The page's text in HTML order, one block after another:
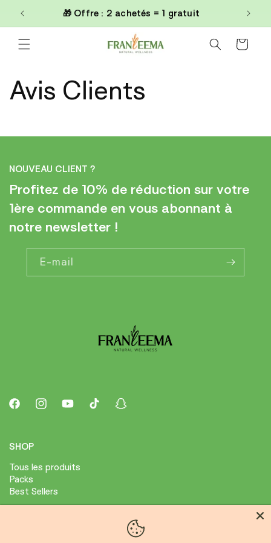
passer
au
🎁 Offre : 2 achetés = 1 gratuit
Panier
Avis Clients
NOUVEAU CLIENT ?
Profitez de 10% de réduction sur votre
1ère commande en vous abonnant à
notre newsletter !
E-mail
FacebookInstagramYouTubeTikTok Snapchat
SHOP
Tous les produits
Packs
Best Sellers